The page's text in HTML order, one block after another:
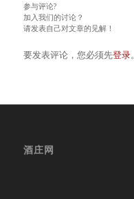
参与评论?
加入我们的讨论？
请发表自己对文章的见解！
要发表评论，您必须先登录。
酒庄网